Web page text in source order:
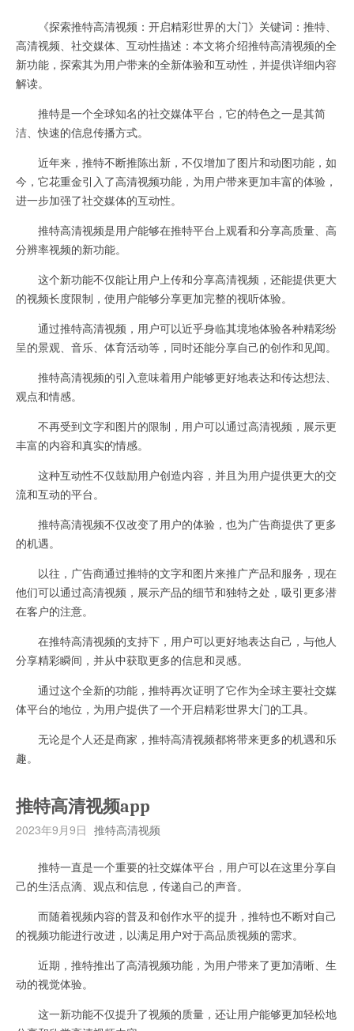
《探索推特高清视频：开启精彩世界的大门》关键词：推特、
高清视频、社交媒体、互动性描述：本文将介绍推特高清视频的全
新功能，探索其为用户带来的全新体验和互动性，并提供详细内容
解读。
推特是一个全球知名的社交媒体平台，它的特色之一是其简
洁、快速的信息传播方式。
近年来，推特不断推陈出新，不仅增加了图片和动图功能，如
今，它花重金引入了高清视频功能，为用户带来更加丰富的体验，
进一步加强了社交媒体的互动性。
推特高清视频是用户能够在推特平台上观看和分享高质量、高
分辨率视频的新功能。
这个新功能不仅能让用户上传和分享高清视频，还能提供更大
的视频长度限制，使用户能够分享更加完整的视听体验。
通过推特高清视频，用户可以近乎身临其境地体验各种精彩纷
呈的景观、音乐、体育活动等，同时还能分享自己的创作和见闻。
推特高清视频的引入意味着用户能够更好地表达和传达想法、
观点和情感。
不再受到文字和图片的限制，用户可以通过高清视频，展示更
丰富的内容和真实的情感。
这种互动性不仅鼓励用户创造内容，并且为用户提供更大的交
流和互动的平台。
推特高清视频不仅改变了用户的体验，也为广告商提供了更多
的机遇。
以往，广告商通过推特的文字和图片来推广产品和服务，现在
他们可以通过高清视频，展示产品的细节和独特之处，吸引更多潜
在客户的注意。
在推特高清视频的支持下，用户可以更好地表达自己，与他人
分享精彩瞬间，并从中获取更多的信息和灵感。
通过这个全新的功能，推特再次证明了它作为全球主要社交媒
体平台的地位，为用户提供了一个开启精彩世界大门的工具。
无论是个人还是商家，推特高清视频都将带来更多的机遇和乐
趣。
推特高清视频app
2023年9月9日 推特高清视频
推特一直是一个重要的社交媒体平台，用户可以在这里分享自
己的生活点滴、观点和信息，传递自己的声音。
而随着视频内容的普及和创作水平的提升，推特也不断对自己
的视频功能进行改进，以满足用户对于高品质视频的需求。
近期，推特推出了高清视频功能，为用户带来了更加清晰、生
动的视觉体验。
这一新功能不仅提升了视频的质量，还让用户能够更加轻松地